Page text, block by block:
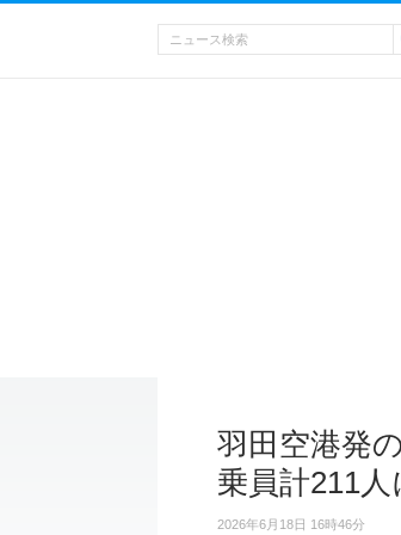
羽田空港発
乗員計211
2026年6月18日 16時46分